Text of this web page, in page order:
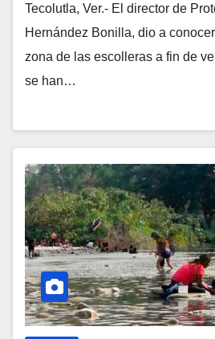
Tecolutla, Ver.- El director de
Hernández Bonilla, dio a
zona de las escolleras a fin de
se han…